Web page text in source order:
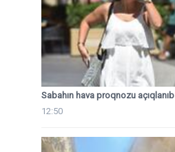
Sabahın hava proqnozu açıqlanıb
12:50